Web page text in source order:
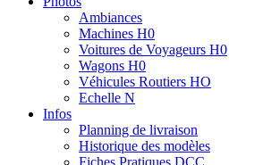
Ambiances
Machines H0
Voitures de Voyageurs H0
Wagons H0
Véhicules Routiers HO
Echelle N
Infos
Planning de livraison
Historique des modèles
Fiches Pratiques DCC